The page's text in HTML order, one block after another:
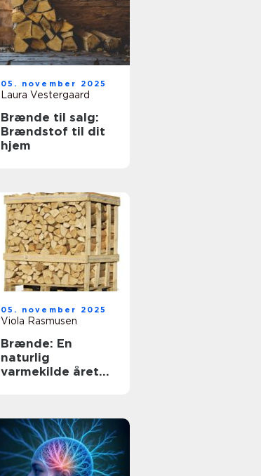
05. november 2025
Laura Vestergaard
Brænde til salg:
Brændstof til dit
hjem
05. november 2025
Viola Rasmusen
Brænde: En
naturlig
varmekilde året